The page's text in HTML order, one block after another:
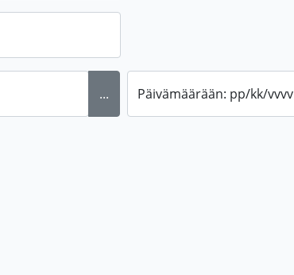
... Päivämäärään: pp/kk/vvvv